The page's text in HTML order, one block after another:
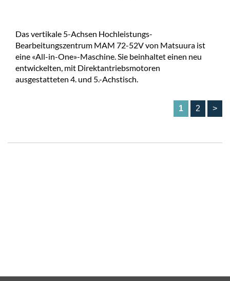
Das vertikale 5-Achsen Hochleistungs-
Bearbeitungszentrum MAM 72-52V von Matsuura ist
eine «All-in-One»-Maschine. Sie beinhaltet einen neu
entwickelten, mit Direktantriebsmotoren
ausgestatteten 4. und 5.-Achstisch.
1 2 >